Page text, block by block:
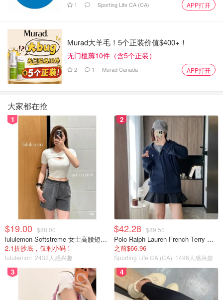
薪的教育。
"这是我们保障生计的方式，而我们没有教人们如何要求加
薪。这是一个禁忌话题，类似于薪酬透明。"
打工人注意！明年全国平均基本工资
将涨4.2%，BC省、安省和魁省预计增
长最高！这个职位工资涨得更多>>>
2268
2023加拿大新法律法规盘点 - 提高最
低工资、工资税/碳税增加、留学生不
可获得工签
OOliviaZZ
安大略省23个地区基本生活方式所需
的工资盘点！多伦多更贵，远超安省
最低工资标准！
省钱君 7201 1
1 Sporting Life CA (CA) APP打开
Murad大羊毛！5个正装价值$400+！
无门槛薅10件（含5个正装）
2 1 Murad Canada APP打开
大家都在抢
1
$19.00 $88.00
lululemon Softstreme 女士高腰短裤 10cm
2.1折抄底，仅剩小码！
lululemon 2432人感兴趣
2
$42.28 $89.50
Polo Ralph Lauren French Terry 女童连帽卫衣 7-16码
之前$66.96
Sporting Life CA (CA) 1496人感兴趣
3 4